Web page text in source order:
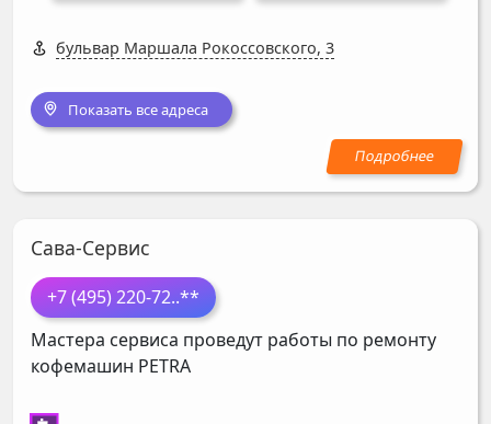
бульвар Маршала Рокоссовского, 3
Показать все адреса
Сава-Сервис
+7 (495) 220-72..**
Мастера сервиса проведут работы по ремонту
кофемашин PETRA